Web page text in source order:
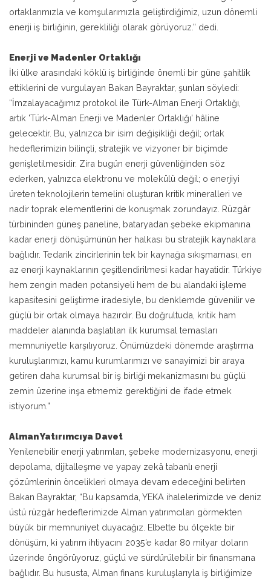
ortaklarımızla ve komşularımızla geliştirdiğimiz, uzun dönemli
enerji iş birliğinin, gerekliliği olarak görüyoruz.” dedi.
Enerji ve Madenler Ortaklığı
İki ülke arasındaki köklü iş birliğinde önemli bir güne şahitlik
ettiklerini de vurgulayan Bakan Bayraktar, şunları söyledi:
“İmzalayacağımız protokol ile Türk-Alman Enerji Ortaklığı,
artık 'Türk-Alman Enerji ve Madenler Ortaklığı’ hâline
gelecektir. Bu, yalnızca bir isim değişikliği değil; ortak
hedeflerimizin bilinçli, stratejik ve vizyoner bir biçimde
genişletilmesidir. Zira bugün enerji güvenliğinden söz
ederken, yalnızca elektronu ve molekülü değil; o enerjiyi
üreten teknolojilerin temelini oluşturan kritik mineralleri ve
nadir toprak elementlerini de konuşmak zorundayız. Rüzgâr
türbininden güneş paneline, bataryadan şebeke ekipmanına
kadar enerji dönüşümünün her halkası bu stratejik kaynaklara
bağlıdır. Tedarik zincirlerinin tek bir kaynağa sıkışmaması, en
az enerji kaynaklarının çeşitlendirilmesi kadar hayatidir. Türkiye
hem zengin maden potansiyeli hem de bu alandaki işleme
kapasitesini geliştirme iradesiyle, bu denklemde güvenilir ve
güçlü bir ortak olmaya hazırdır. Bu doğrultuda, kritik ham
maddeler alanında başlatılan ilk kurumsal temasları
memnuniyetle karşılıyoruz. Önümüzdeki dönemde araştırma
kuruluşlarımızı, kamu kurumlarımızı ve sanayimizi bir araya
getiren daha kurumsal bir iş birliği mekanizmasını bu güçlü
zemin üzerine inşa etmemiz gerektiğini de ifade etmek
istiyorum.”
Alman Yatırımcıya Davet
Yenilenebilir enerji yatırımları, şebeke modernizasyonu, enerji
depolama, dijitalleşme ve yapay zekâ tabanlı enerji
çözümlerinin öncelikleri olmaya devam edeceğini belirten
Bakan Bayraktar, “Bu kapsamda, YEKA ihalelerimizde ve deniz
üstü rüzgâr hedeflerimizde Alman yatırımcıları görmekten
büyük bir memnuniyet duyacağız. Elbette bu ölçekte bir
dönüşüm, ki yatırım ihtiyacını 2035’e kadar 80 milyar doların
üzerinde öngörüyoruz, güçlü ve sürdürülebilir bir finansmana
bağlıdır. Bu hususta, Alman finans kuruluşlarıyla iş birliğimize